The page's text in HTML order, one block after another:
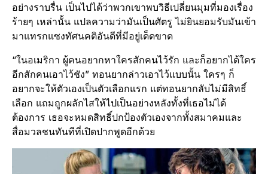
อย่างราบรื่น เป็นไปได้ว่าพวกเขาพบวิธีเปลี่ยนมุมที่มองเรื่อง
ร้ายๆ เหล่านั้น แปลความว่ามันเป็นศัตรู ไม่ยินยอมรับมันเข้า
มาแทรกแซงทัศนคติอันดีที่มีอยู่เด็ดขาด
“ในอเมริกา ผู้คนอยากหาใครสักคนไว้รัก และก็อยากได้ใคร
อีกสักคนเอาไว้ชัง” ทอนยากล่าวเอาไว้แบบนั้น ใครๆ ก็
อยากจะให้ตัวเองเป็นตัวเลือกแรก แต่ทอนยากลับไม่มีสิทธิ์
เลือก แถมถูกผลักไสให้ไปเป็นอย่างหลังทั้งที่เธอไม่ได้
ต้องการ เธอจะหมดสิทธิ์ปกป้องตัวเองจากทั้งสมาคมและ
สื่อมวลชนทันทีที่เปิดปากพูดอีกด้วย